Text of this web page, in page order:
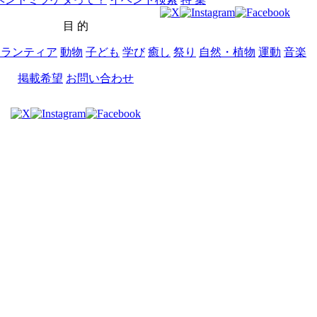
目 的
ンティア 動物 子ども 学び 癒し 祭り 自然・植物 運動 音楽
掲載希望 お問い合わせ